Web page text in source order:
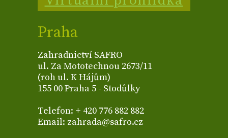
Praha
Zahradnictví SAFRO
ul. Za Mototechnou 2673/11
(roh ul. K Hájům)
155 00 Praha 5 - Stodůlky
Telefon: + 420 776 882 882
Email: zahrada@safro.cz